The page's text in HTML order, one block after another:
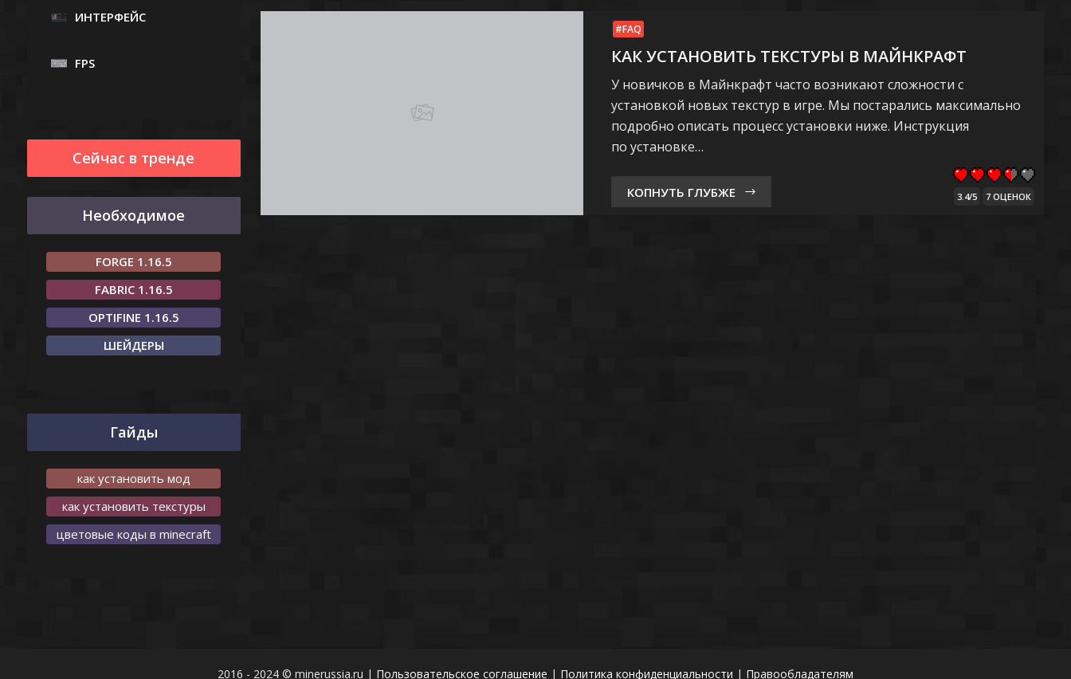
FAQ
КАК УСТАНОВИТЬ ТЕКСТУРЫ В МАЙНКРАФТ
У новичков в Майнкрафт часто возникают сложности с
установкой новых текстур в игре. Мы постарались максимально
подробно описать процесс установки ниже. Инструкция
по установке…
3.4/5 7 ОЦЕНОК
КОПНУТЬ ГЛУБЖЕ
ИНТЕРФЕЙС
FPS
Сейчас в тренде
Необходимое
FORGE 1.16.5
FABRIC 1.16.5
OPTIFINE 1.16.5
ШЕЙДЕРЫ
Гайды
как установить мод
как установить текстуры
цветовые коды в minecraft
2016 - 2024 © minerussia.ru | Пользовательское соглашение | Политика конфиденциальности | Правообладателям